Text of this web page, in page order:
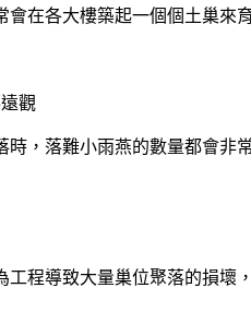
在各大樓築起一個個土巢來
觀
，落難小雨燕的數量都會非
程導致大量巢位聚落的損壞